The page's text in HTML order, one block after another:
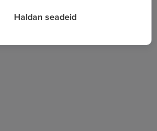
Haldan seadeid